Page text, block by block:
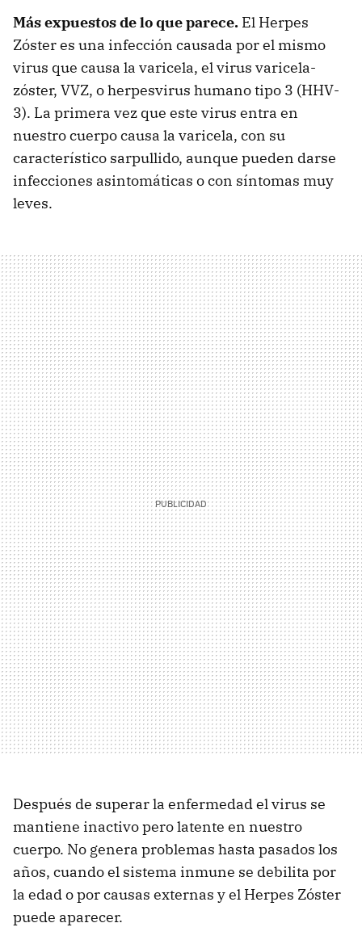
Más expuestos de lo que parece. El Herpes
Zóster es una infección causada por el mismo
virus que causa la varicela, el virus varicela-
zóster, VVZ, o herpesvirus humano tipo 3 (HHV-
3). La primera vez que este virus entra en
nuestro cuerpo causa la varicela, con su
característico sarpullido, aunque pueden darse
infecciones asintomáticas o con síntomas muy
leves.
Después de superar la enfermedad el virus se
mantiene inactivo pero latente en nuestro
cuerpo. No genera problemas hasta pasados los
años, cuando el sistema inmune se debilita por
la edad o por causas externas y el Herpes Zóster
puede aparecer.